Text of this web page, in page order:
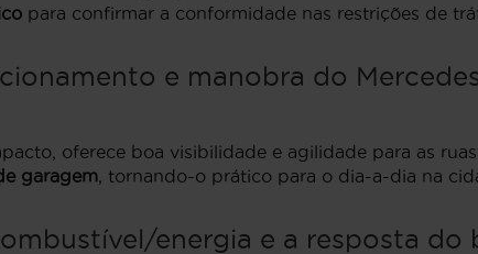
para confirmar a conformidade nas restrições de
e manobra do
oferece boa visibilidade e agilidade para as
garagem, tornando-o prático para o dia-a-dia na
energia e a resposta do